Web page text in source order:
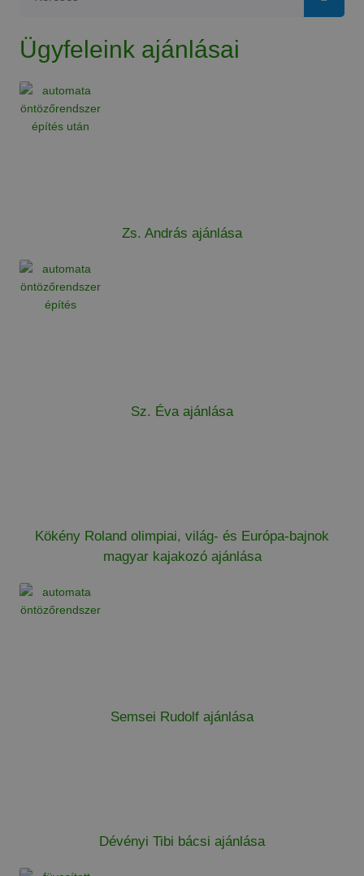
Ügyfeleink ajánlásai
Zs. András ajánlása
Sz. Éva ajánlása
Kökény Roland olimpiai, világ- és Európa-bajnok
magyar kajakozó ajánlása
Semsei Rudolf ajánlása
Dévényi Tibi bácsi ajánlása